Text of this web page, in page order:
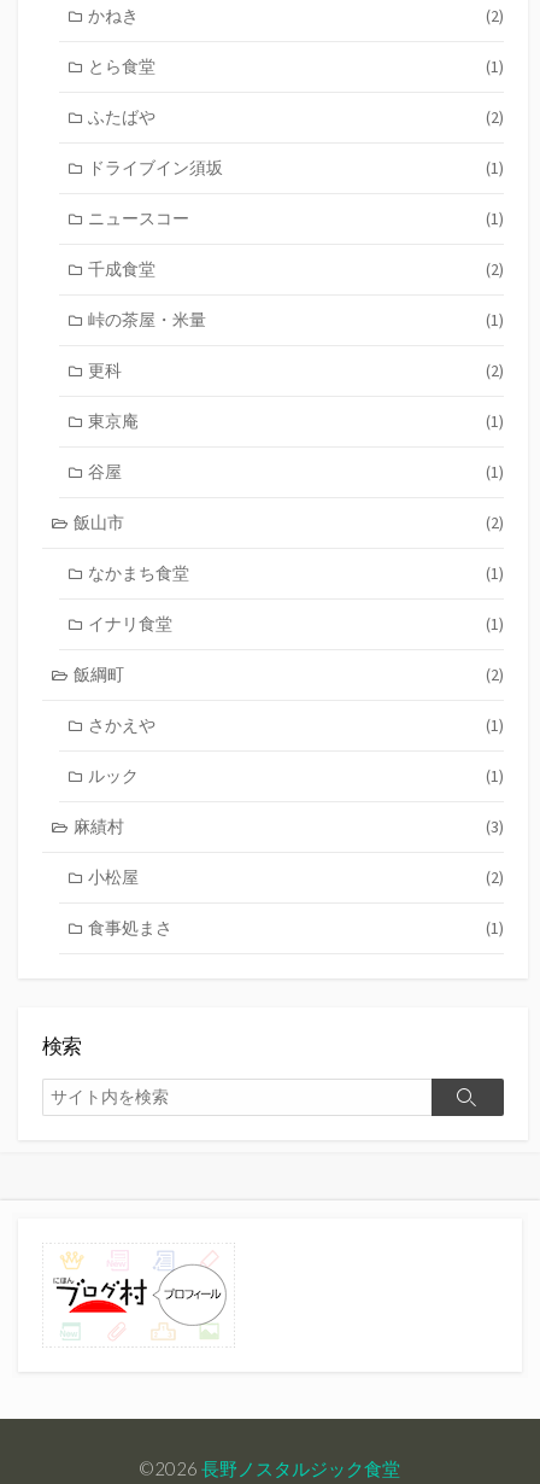
かねき (2)
とら食堂 (1)
ふたばや (2)
ドライブイン須坂 (1)
ニュースコー (1)
千成食堂 (2)
峠の茶屋・米量 (1)
更科 (2)
東京庵 (1)
谷屋 (1)
飯山市 (2)
なかまち食堂 (1)
イナリ食堂 (1)
飯綱町 (2)
さかえや (1)
ルック (1)
麻績村 (3)
小松屋 (2)
食事処まさ (1)
検索
検
索
検
©2026 長野ノスタルジック食堂